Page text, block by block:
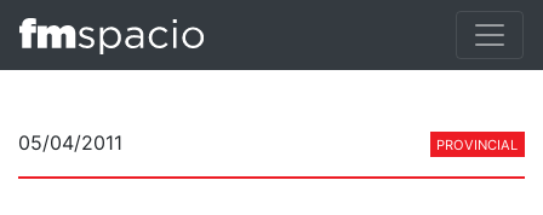
05/04/2011 PROVINCIAL